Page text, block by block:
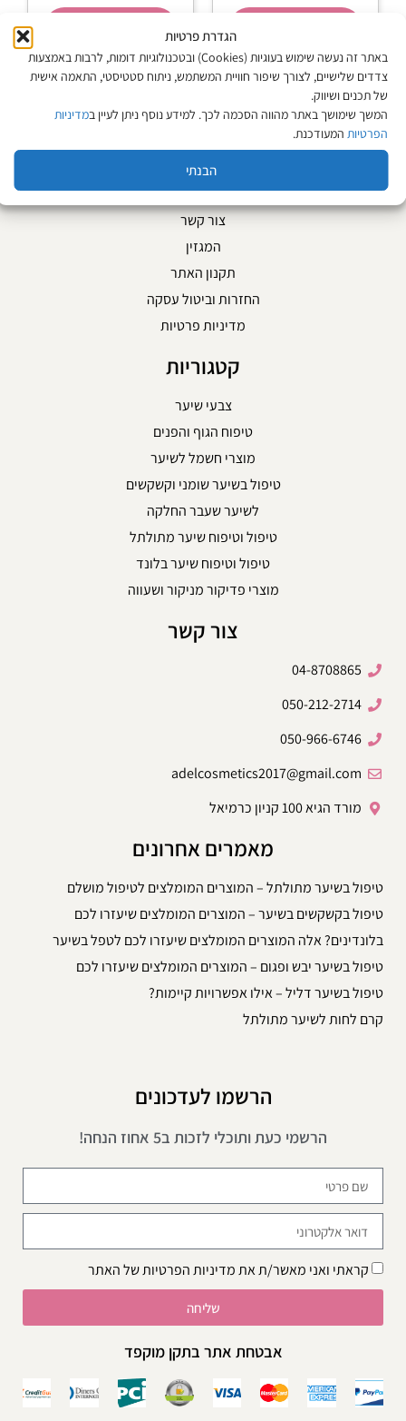
הגדרת פרטיות
באתר זה נעשה שימוש בעוגיות (Cookies) ובטכנולוגיות דומות, לרבות באמצעות
צדדים שלישיים, לצורך שיפור חוויית המשתמש, ניתוח סטטיסטי, התאמה אישית
של תכנים ושיווק.
המשך שימושך באתר מהווה הסכמה לכך. למידע נוסף ניתן לעיין במדיניות
הפרטיותהמעודכנת.
הבנתי
מפת האתר
אודות
צור קשר
המגזין
תקנון האתר
החזרות וביטול עסקה
מדיניות פרטיות
קטגוריות
צבעי שיער
טיפוח הגוף והפנים
מוצרי חשמל לשיער
טיפול בשיער שומני וקשקשים
לשיער שעבר החלקה
טיפול וטיפוח שיער מתולתל
טיפול וטיפוח שיער בלונד
מוצרי פדיקור מניקור ושעווה
צור קשר
04-8708865
050-212-2714
050-966-6746
adelcosmetics2017@gmail.com
מורד הגיא 100 קניון כרמיאל
מאמרים אחרונים
טיפול בשיער מתולתל – המוצרים המומלצים לטיפול מושלם
טיפול בקשקשים בשיער – המוצרים המומלצים שיעזרו לכם
בלונדינים? אלה המוצרים המומלצים שיעזרו לכם לטפל בשיער
טיפול בשיער יבש ופגום – המוצרים המומלצים שיעזרו לכם
טיפול בשיער דליל – אילו אפשרויות קיימות?
קרם לחות לשיער מתולתל
הרשמו לעדכונים
הרשמי כעת ותוכלי לזכות ב5 אחוז הנחה!
קראתי ואני מאשר/ת אתמדיניות הפרטיותשל האתר
שליחה
אבטחת אתר בתקן מוקפד